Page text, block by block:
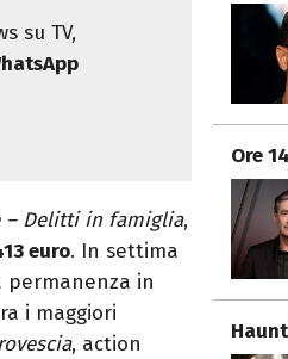
su TV,
– Delitti in famiglia,
euro. In settima
permanenza in
i maggiori
, action
Ore 14